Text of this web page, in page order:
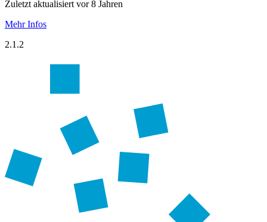
Zuletzt aktualisiert vor 8 Jahren
Mehr Infos
2.1.2